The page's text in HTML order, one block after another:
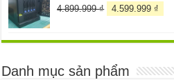
4.899.999₫
Giá
4.899.999 ₫.
4.599.999 ₫
là:
Danh mục sản phẩm